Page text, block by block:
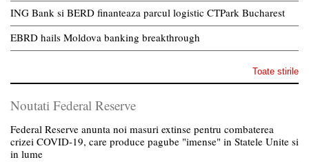
ING Bank si BERD finanteaza parcul logistic CTPark Bucharest
EBRD hails Moldova banking breakthrough
Toate stirile
Noutati Federal Reserve
Federal Reserve anunta noi masuri extinse pentru combaterea
crizei COVID-19, care produce pagube "imense" in Statele Unite si
in lume